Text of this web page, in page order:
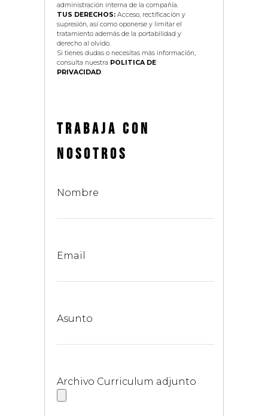
administración interna de la compañía.
TUS DERECHOS: Acceso, rectificación y
supresión, así como oponerse y limitar el
tratamiento además de la portabilidad y
derecho al olvido.
Si tienes dudas o necesitas más información,
consulta nuestra POLITICA DE
PRIVACIDAD.
TRABAJA CON
NOSOTROS
Nombre
Email
Asunto
Archivo Curriculum adjunto